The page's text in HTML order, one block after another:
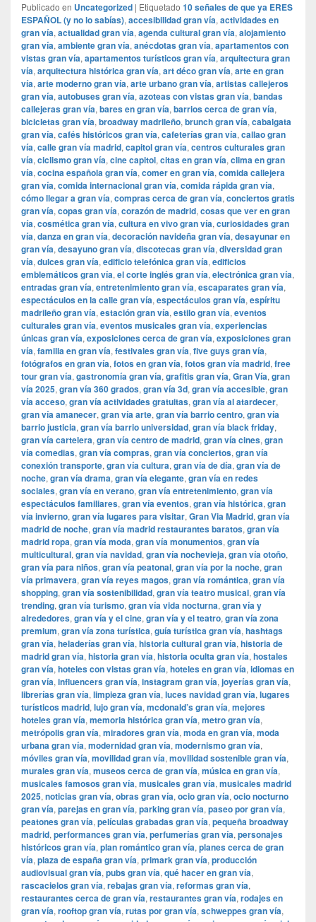
Publicado en Uncategorized | Etiquetado 10 señales de que ya ERES
ESPAÑOL (y no lo sabías), accesibilidad gran vía, actividades en
gran vía, actualidad gran vía, agenda cultural gran vía, alojamiento
gran vía, ambiente gran vía, anécdotas gran vía, apartamentos con
vistas gran vía, apartamentos turísticos gran vía, arquitectura gran
vía, arquitectura histórica gran vía, art déco gran vía, arte en gran
vía, arte moderno gran vía, arte urbano gran vía, artistas callejeros
gran vía, autobuses gran vía, azoteas con vistas gran vía, bandas
callejeras gran vía, bares en gran vía, barrios cerca de gran vía,
bicicletas gran vía, broadway madrileño, brunch gran vía, cabalgata
gran vía, cafés históricos gran vía, cafeterías gran vía, callao gran
vía, calle gran vía madrid, capitol gran vía, centros culturales gran
vía, ciclismo gran vía, cine capitol, citas en gran vía, clima en gran
vía, cocina española gran vía, comer en gran vía, comida callejera
gran vía, comida internacional gran vía, comida rápida gran vía,
cómo llegar a gran vía, compras cerca de gran vía, conciertos gratis
gran vía, copas gran vía, corazón de madrid, cosas que ver en gran
vía, cosmética gran vía, cultura en vivo gran vía, curiosidades gran
vía, danza en gran vía, decoración navideña gran vía, desayunar en
gran vía, desayuno gran vía, discotecas gran vía, diversidad gran
vía, dulces gran vía, edificio telefónica gran vía, edificios
emblemáticos gran vía, el corte inglés gran vía, electrónica gran vía,
entradas gran vía, entretenimiento gran vía, escaparates gran vía,
espectáculos en la calle gran vía, espectáculos gran vía, espíritu
madrileño gran vía, estación gran vía, estilo gran vía, eventos
culturales gran vía, eventos musicales gran vía, experiencias
únicas gran vía, exposiciones cerca de gran vía, exposiciones gran
vía, familia en gran vía, festivales gran vía, five guys gran vía,
fotógrafos en gran vía, fotos en gran vía, fotos gran vía madrid, free
tour gran vía, gastronomía gran vía, grafitis gran vía, Gran Vía, gran
vía 2025, gran vía 360 grados, gran vía 3d, gran vía accesible, gran
vía acceso, gran vía actividades gratuitas, gran vía al atardecer,
gran vía amanecer, gran vía arte, gran vía barrio centro, gran vía
barrio justicia, gran vía barrio universidad, gran vía black friday,
gran vía cartelera, gran vía centro de madrid, gran vía cines, gran
vía comedias, gran vía compras, gran vía conciertos, gran vía
conexión transporte, gran vía cultura, gran vía de día, gran vía de
noche, gran vía drama, gran vía elegante, gran vía en redes
sociales, gran vía en verano, gran vía entretenimiento, gran vía
espectáculos familiares, gran vía eventos, gran vía histórica, gran
vía invierno, gran vía lugares para visitar, ​​Gran Via Madrid, gran vía
madrid de noche, gran vía madrid restaurantes baratos, gran vía
madrid ropa, gran vía moda, gran vía monumentos, gran vía
multicultural, gran vía navidad, gran vía nochevieja, gran vía otoño,
gran vía para niños, gran vía peatonal, gran vía por la noche, gran
vía primavera, gran vía reyes magos, gran vía romántica, gran vía
shopping, gran vía sostenibilidad, gran vía teatro musical, gran vía
trending, gran vía turismo, gran vía vida nocturna, gran vía y
alrededores, gran vía y el cine, gran vía y el teatro, gran vía zona
premium, gran vía zona turística, guía turística gran vía, hashtags
gran vía, heladerías gran vía, historia cultural gran vía, historia de
madrid gran vía, historia gran vía, historia oculta gran vía, hostales
gran vía, hoteles con vistas gran vía, hoteles en gran vía, idiomas en
gran vía, influencers gran vía, instagram gran vía, joyerías gran vía,
librerías gran vía, limpieza gran vía, luces navidad gran vía, lugares
turísticos madrid, lujo gran vía, mcdonald’s gran vía, mejores
hoteles gran vía, memoria histórica gran vía, metro gran vía,
metrópolis gran vía, miradores gran vía, moda en gran vía, moda
urbana gran vía, modernidad gran vía, modernismo gran vía,
móviles gran vía, movilidad gran vía, movilidad sostenible gran vía,
murales gran vía, museos cerca de gran vía, música en gran vía,
musicales famosos gran vía, musicales gran vía, musicales madrid
2025, noticias gran vía, obras gran vía, ocio gran vía, ocio nocturno
gran vía, parejas en gran vía, parking gran vía, paseo por gran vía,
peatones gran vía, películas grabadas gran vía, pequeña broadway
madrid, performances gran vía, perfumerías gran vía, personajes
históricos gran vía, plan romántico gran vía, planes cerca de gran
vía, plaza de españa gran vía, primark gran vía, producción
audiovisual gran vía, pubs gran vía, qué hacer en gran vía,
rascacielos gran vía, rebajas gran vía, reformas gran vía,
restaurantes cerca de gran vía, restaurantes gran vía, rodajes en
gran vía, rooftop gran vía, rutas por gran vía, schweppes gran vía,